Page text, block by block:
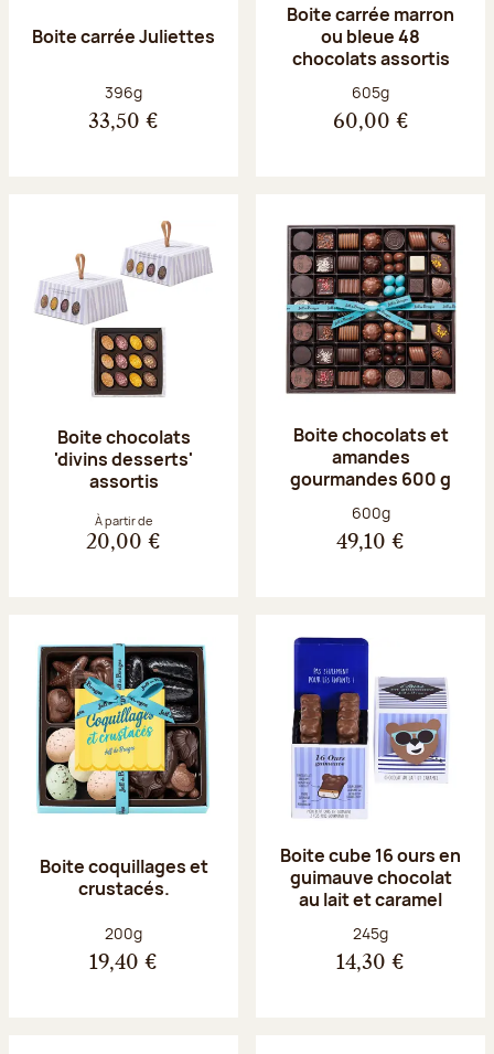
Boite carrée Juliettes
Poids net :
396g
33,50 €
Boite carrée marron
ou bleue 48
chocolats assortis
Poids net :
605g
60,00 €
Boite chocolats
'divins desserts'
assortis
À partir de
20,00 €
Boite chocolats et
amandes
gourmandes 600 g
Poids net :
600g
49,10 €
Boite coquillages et
crustacés.
Poids net :
200g
19,40 €
Boite cube 16 ours en
guimauve chocolat
au lait et caramel
Poids net :
245g
14,30 €